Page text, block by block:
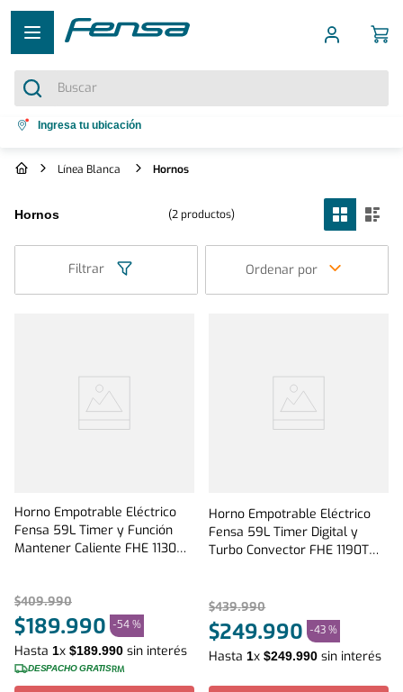
Buscar
Términos más buscados
3.
4. refrigerador no frost
Ingresa tu ubicación
Línea Blanca Hornos
Hornos 2productos
Filtrar Ordenar por
Horno Empotrable Eléctrico
Fensa 59L Timer y Función
Mantener Caliente FHE 1130M
$409.990
$189.990 -54 %
Hasta 1x $189.990 sin interés
DESPACHO GRATISRM
Horno Empotrable Eléctrico
Fensa 59L Timer Digital y
Turbo Convector FHE 1190T
$439.990
$249.990 -43 %
Hasta1x$249.990 sin interés